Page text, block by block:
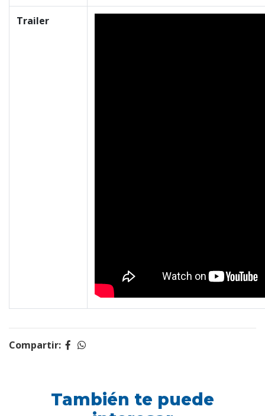
Trailer
Compartir:
También te puede